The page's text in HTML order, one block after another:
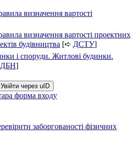
визначення вартості
визначення вартості проектних
будівництва [➪ ДСТУ]
і споруди. Житлові будинки.
ДБН]
Увійти через uID
форма входу
заборгованості фізичних